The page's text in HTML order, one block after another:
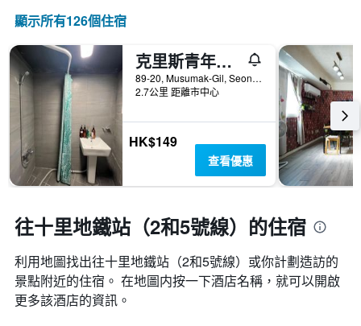
顯示所有126​個住宿
克里斯青年旅館
89-20, Musumak-Gil, Seongdong-gu, 首爾, 韓國
2.7公里 距離市中心
HK$149
查看優惠
往十里地鐵站（2和5號線）的住宿
利用地圖找出往十里地鐵站（2和5號線）​​或你計劃造訪的
景點附近的住宿。 在地圖内按一下酒店名稱，就可以開啟
更多該酒店的資訊。